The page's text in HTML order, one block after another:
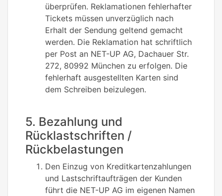
überprüfen. Reklamationen fehlerhafter
Tickets müssen unverzüglich nach
Erhalt der Sendung geltend gemacht
werden. Die Reklamation hat schriftlich
per Post an NET-UP AG, Dachauer Str.
272, 80992 München zu erfolgen. Die
fehlerhaft ausgestellten Karten sind
dem Schreiben beizulegen.
5. Bezahlung und
Rücklastschriften /
Rückbelastungen
Den Einzug von Kreditkartenzahlungen
und Lastschriftaufträgen der Kunden
führt die NET-UP AG im eigenen Namen